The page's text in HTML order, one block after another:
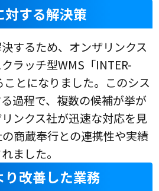
する解決策
するため、オンザリンクス
ラッチ型WMS「INTER-
ことになりました。このシス
過程で、複数の候補が挙が
ンクス社が迅速な対応を見
商蔵奉行との連携性や実績
ました。
改善した業務